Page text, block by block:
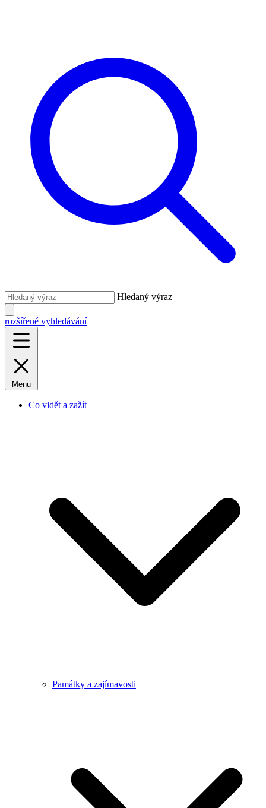
Hledaný výraz
rozšířené vyhledávání
Menu
Co vidět a zažít
Památky a zajímavosti